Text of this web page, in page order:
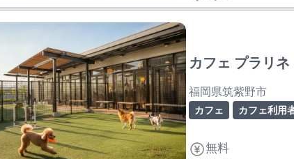
カフェ プラリネ
福岡県筑紫野市
カフェ カフェ利用
無料